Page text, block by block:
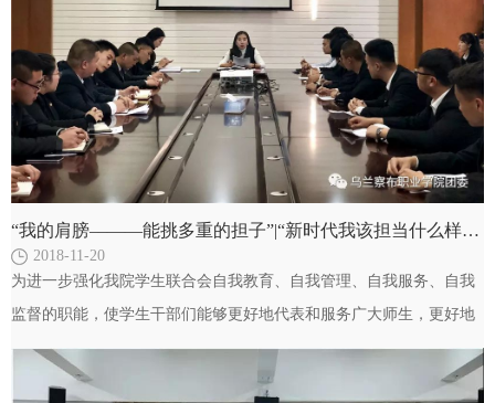
“我的肩膀––——能挑多重的担子”|“新时代我该担当什么样的责任”学生干部座谈会
2018-11-20
为进一步强化我院学生联合会自我教育、自我管理、自我服务、自我
监督的职能，使学生干部们能够更好地代表和服务广大师生，更好地
团结和凝聚全院青年听党话、跟党走。11月20日下午…